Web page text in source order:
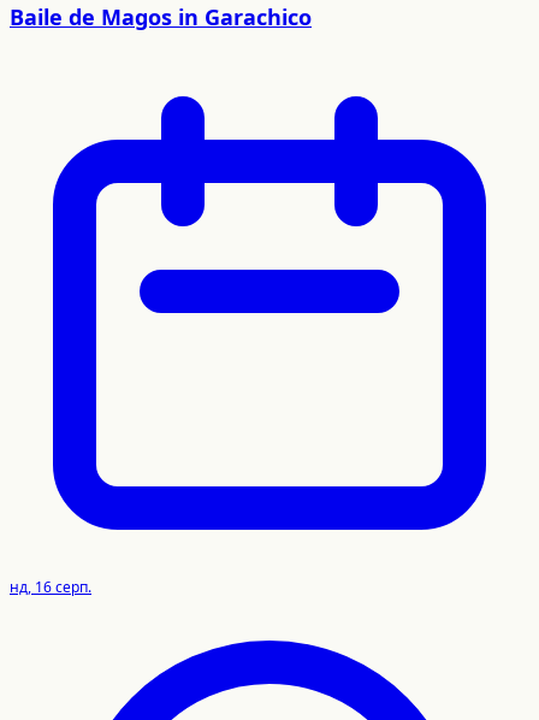
Baile de Magos in Garachico
нд, 16 серп.